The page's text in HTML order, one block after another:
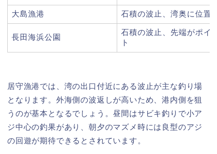
大島漁港 石積の波止、湾奥に位置
長田海浜公園
石積の波止、先端がポイ
ト
居守漁港では、湾の出口付近にある波止が主な釣り場
となります。外海側の波返しが高いため、港内側を狙
うのが基本となるでしょう。昼間はサビキ釣りで小ア
ジ中心の釣果があり、朝夕のマズメ時には良型のアジ
の回遊が期待できるとされています。